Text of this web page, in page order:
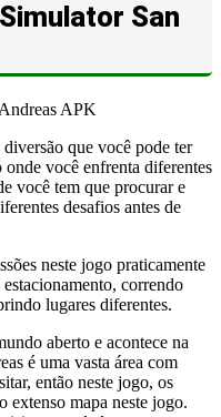
San
que você pode ter
você enfrenta diferentes
você tem que procurar e
desafios antes de
neste jogo praticamente
correndo
lugares diferentes.
aberto e acontece na
é uma vasta área com
então neste jogo, os
extenso mapa neste jogo.